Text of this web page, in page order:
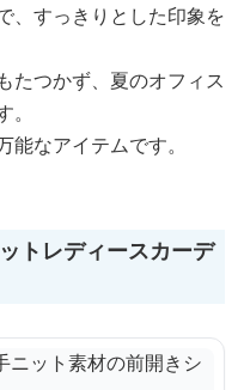
、すっきりとした印象を
たつかず、夏のオフィス
なアイテムです。
トレディースカーデ